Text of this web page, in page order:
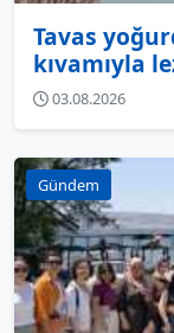
Tavas
kıvamıyla
03.08.2026
Gündem